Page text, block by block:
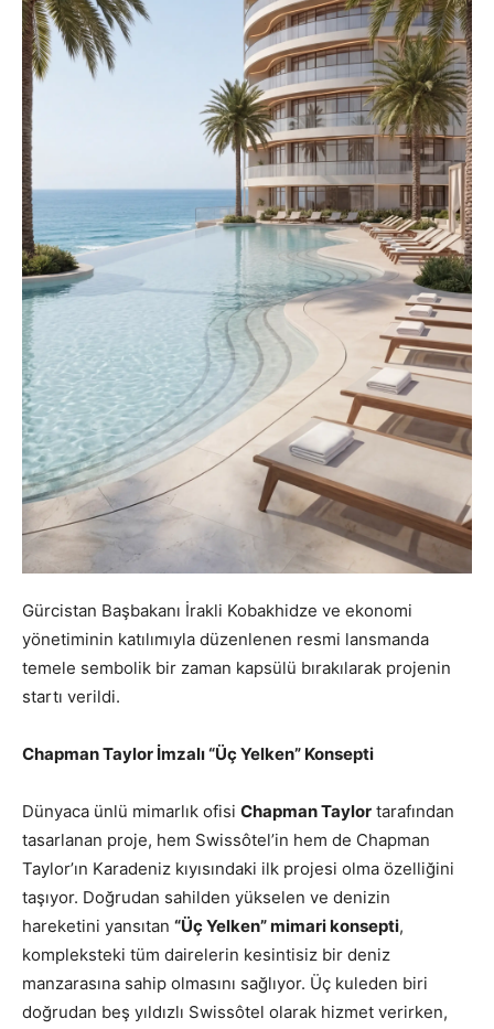
Gürcistan Başbakanı İrakli Kobakhidze ve ekonomi
yönetiminin katılımıyla düzenlenen resmi lansmanda
temele sembolik bir zaman kapsülü bırakılarak projenin
startı verildi.
Chapman Taylor İmzalı “Üç Yelken” Konsepti
Dünyaca ünlü mimarlık ofisi Chapman Taylor tarafından
tasarlanan proje, hem Swissôtel’in hem de Chapman
Taylor’ın Karadeniz kıyısındaki ilk projesi olma özelliğini
taşıyor. Doğrudan sahilden yükselen ve denizin
hareketini yansıtan “Üç Yelken” mimari konsepti,
kompleksteki tüm dairelerin kesintisiz bir deniz
manzarasına sahip olmasını sağlıyor. Üç kuleden biri
doğrudan beş yıldızlı Swissôtel olarak hizmet verirken,